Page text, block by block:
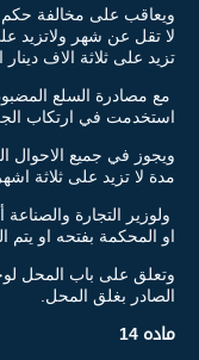
لا تقل عن شهر ولاتزيد
تزيد على ثلاثة الاف دينار
مع مصادرة السلع
استخدمت في ارتكاب
ويجوز في جميع الاحوال
مدة لا تزيد على ثلاثة
ولوزير التجارة والصناعة
او المحكمة بفتحه او يتم
وتعلق على باب المحل
الصادر بغلق المحل.
ماده 14